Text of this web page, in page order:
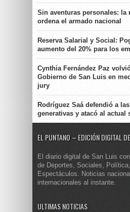
Sin aventuras personales: la
ordena el armado nacional
Reserva Salarial y Social:
aumento del 20% para los
Cynthia Fernández Paz
Gobierno de San Luis en
jury
Rodríguez Saá defendió a
generativas y atacó al actual
EL PUNTANO – EDICIÓN DIGITAL
El diario digital de San Luis
de Deportes, Sociales, Política,
Espectáculos. Noticias
internacionales al instante.
ULTIMAS NOTICIAS